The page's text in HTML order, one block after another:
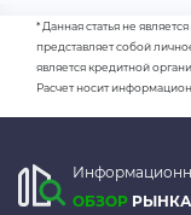
* Данная статья не
представляет собой
является кредитной
Расчет носит
ОБЗОР